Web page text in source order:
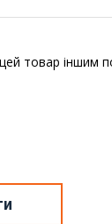
товар іншим